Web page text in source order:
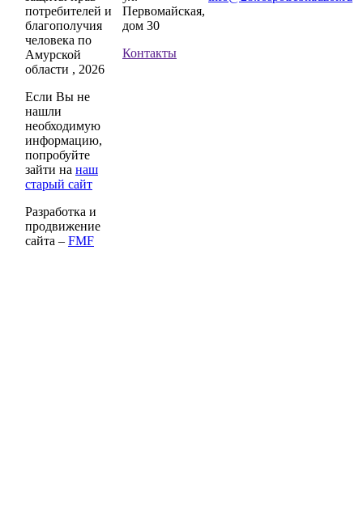
потребителей и
благополучия
человека по
Амурской
области , 2026
Если Вы не
нашли
необходимую
информацию,
попробуйте
зайти на наш
старый сайт
Разработка и
продвижение
сайта – FMF
Первомайская,
дом 30
Контакты